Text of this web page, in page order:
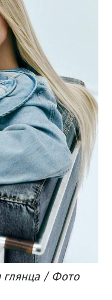
глянца / Фото